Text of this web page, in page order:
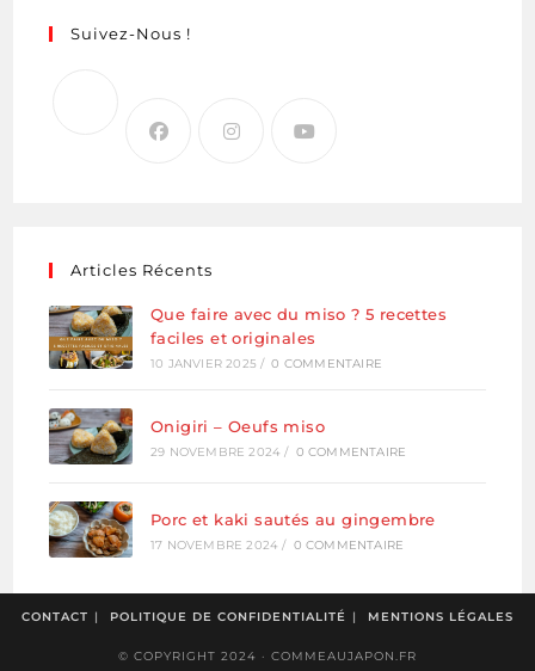
Suivez-Nous !
Articles Récents
Que faire avec du miso ? 5 recettes
faciles et originales
10 JANVIER 2025 / 0 COMMENTAIRE
Onigiri – Oeufs miso
29 NOVEMBRE 2024 / 0 COMMENTAIRE
Porc et kaki sautés au gingembre
17 NOVEMBRE 2024 / 0 COMMENTAIRE
CONTACT POLITIQUE DE CONFIDENTIALITÉ MENTIONS LÉGALES
© COPYRIGHT 2024 · COMMEAUJAPON.FR